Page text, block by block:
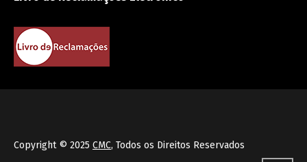
Copyright © 2025 CMC, Todos os Direitos Reservados